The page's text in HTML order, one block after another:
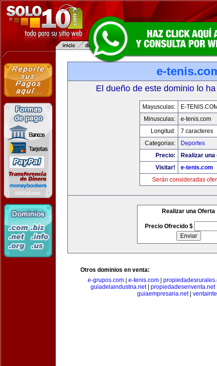
e-
El dueño de este dominio lo
Mayusculas:
E-
Minusculas:
e-tenis.com
Longitud:
7 caracteres
Categorias:
Deportes
Precio:
Realizar
Visitar!
e-tenis.com
Serán consideradas
Realizar una Oferta
Precio Ofrecido $
Otros dominios en venta:
e-grupos.com
e-tenis.com
guiadelaindustria.net propiedadesenventa.net
guiaempresaria.net|